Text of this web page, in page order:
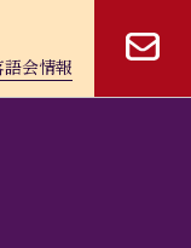
語会情報